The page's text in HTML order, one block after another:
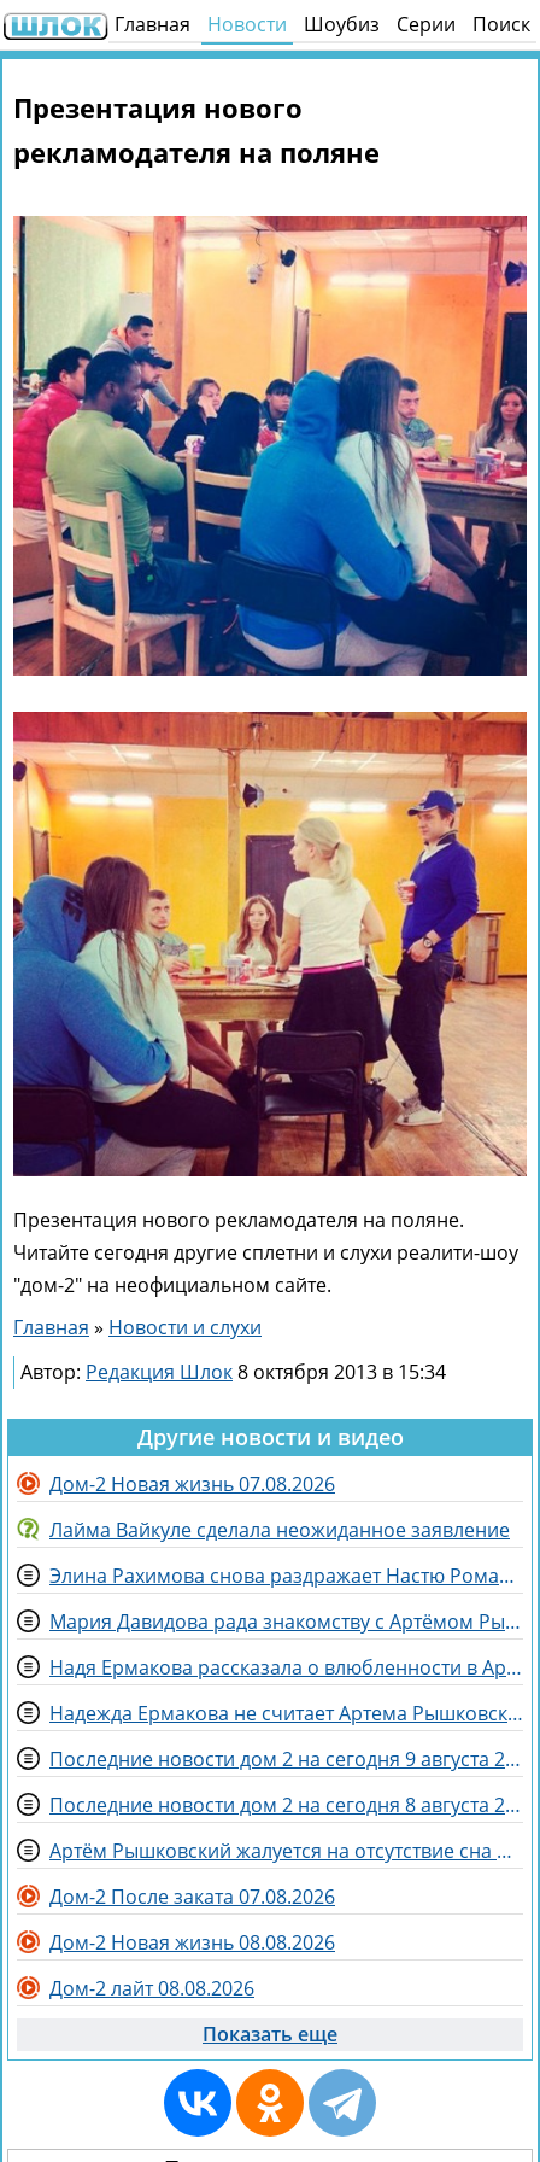
Главная Новости Шоубиз Серии Поиск
Презентация нового
рекламодателя на поляне
Презентация нового рекламодателя на поляне.
Читайте сегодня другие сплетни и слухи реалити-шоу
"дом-2" на неофициальном сайте.
Главная » Новости и слухи
Автор: Редакция Шлок8 октября 2013 в 15:34
Другие новости и видео
Дом-2 Новая жизнь 07.08.2026
Лайма Вайкуле сделала неожиданное заявление
Элина Рахимова снова раздражает Настю Ромашову, флиртуя с её мужем Евгением
Мария Давидова рада знакомству с Артёмом Рышковским на доме 2
Надя Ермакова рассказала о влюбленности в Артёма Рышковского
Надежда Ермакова не считает Артема Рышковского «таблеткой» от неудачных отношений
Последние новости дом 2 на сегодня 9 августа 2026
Последние новости дом 2 на сегодня 8 августа 2026
Артём Рышковский жалуется на отсутствие сна из-за Нади Ермаковой
Дом-2 После заката 07.08.2026
Дом-2 Новая жизнь 08.08.2026
Дом-2 лайт 08.08.2026
Показать еще